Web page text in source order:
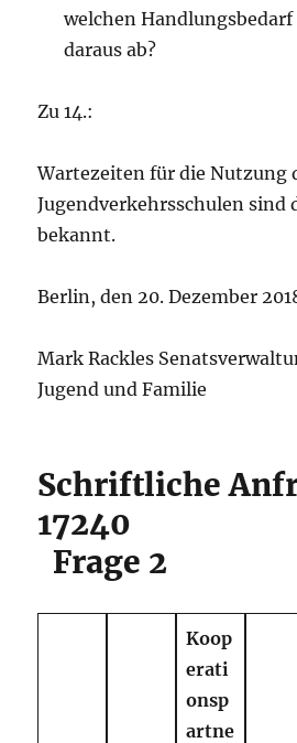
welchen
daraus ab?
Zu 14.:
Wartezeiten für die Nutzung
Jugendverkehrsschulen sind
bekannt.
Berlin, den 20. Dezember
Mark Rackles
Jugend und Familie
Schriftliche
Frage 2
Koop
erati
onsp
artne